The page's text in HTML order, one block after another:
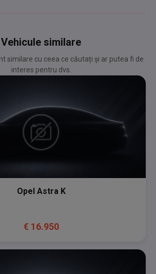
Vehicule similare
similare cu ceea ce căutați și ar putea fi de
interes pentru dvs.
Opel Astra K
€ 16.950